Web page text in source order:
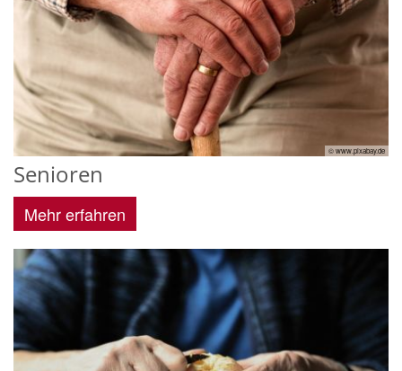
© www.pixabay.de
Senioren
Mehr erfahren